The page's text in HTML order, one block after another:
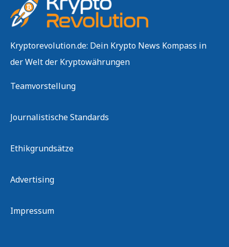
Kryptorevolution.de: Dein Krypto News Kompass in
der Welt der Kryptowährungen
Teamvorstellung
Journalistische Standards
Ethikgrundsätze
Advertising
Impressum